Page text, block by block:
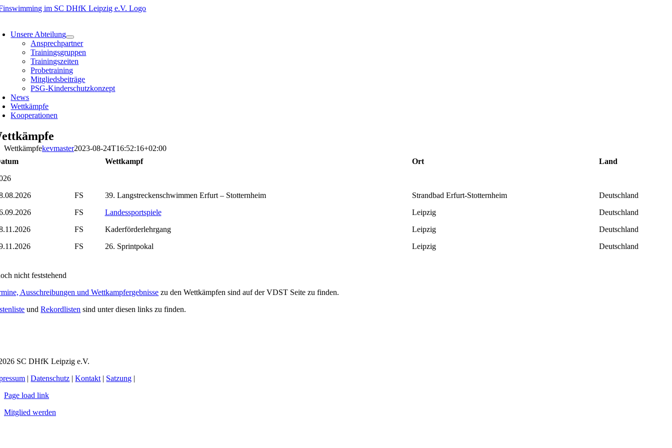
Zum
Unsere Abteilung
Ansprechpartner
Trainingsgruppen
Trainingszeiten
Probetraining
Mitgliedsbeiträge
PSG-Kinderschutzkonzept
News
Wettkämpfe
Kooperationen
Wettkämpfekevmaster2023-08-24T16:52:16+02:00
Wettkampf Ort
Land
FS 39. Langstreckenschwimmen Erfurt – Stotternheim Strandbad Erfurt-Stotternheim
Deutschland
FS Landessportspiele Leipzig
Deutschland
FS Kaderförderlehrgang Leipzig
Deutschland
FS 26. Sprintpokal Leipzig Deutschland
nicht feststehend
Ausschreibungen und Wettkampfergebnisse zu den Wettkämpfen sind auf der VDST Seite zu finden.
undRekordlisten sind unter diesen links zu finden.
SC DHfK Leipzig e.V.
|Datenschutz |Kontakt | Satzung |
Page load link
Mitglied werden